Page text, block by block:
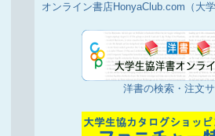
オンライン書店HonyaClub.com（大
洋書の検索・注文